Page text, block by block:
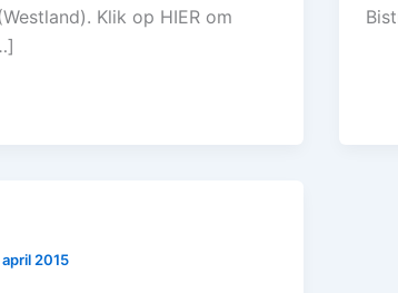
Klik op HIER om
2015